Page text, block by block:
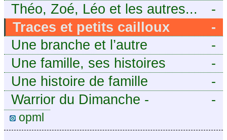
-
Théo, Zoé, Léo et les autres...
-
Traces et petits cailloux
-
Une branche et l’autre
-
Une famille, ses histoires
-
Une histoire de famille
-
Warrior du Dimanche -
Publication à caractère
intermittent, approximatif et
opml